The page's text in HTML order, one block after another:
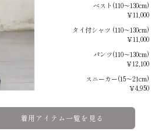
ベスト(110～130cm)
￥11,000
タイ付シャツ (110～130cm)
￥11,000
パンツ(110～130cm)
￥12,100
スニーカー(15～21cm)
￥4,950
着用アイテム一覧を見る